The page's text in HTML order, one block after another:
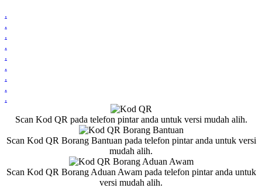
.
.
.
.
.
.
.
.
.
Scan Kod QR pada telefon pintar anda untuk versi mudah alih.
Scan Kod QR Borang Bantuan pada telefon pintar anda untuk versi
mudah alih.
Scan Kod QR Borang Aduan Awam pada telefon pintar anda untuk
versi mudah alih.